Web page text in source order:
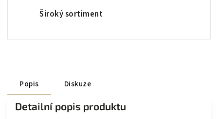
Široký sortiment
Popis Diskuze
Detailní popis produktu